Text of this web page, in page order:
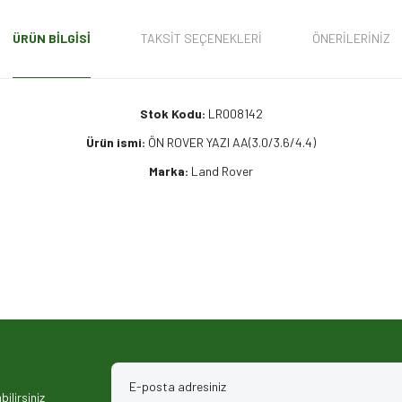
ÜRÜN BILGISI TAKSIT SEÇENEKLERI ÖNERILERINIZ
Stok Kodu: LR008142
Ürün ismi: ÖN ROVER YAZI AA(3.0/3.6/4.4)
Marka: Land Rover